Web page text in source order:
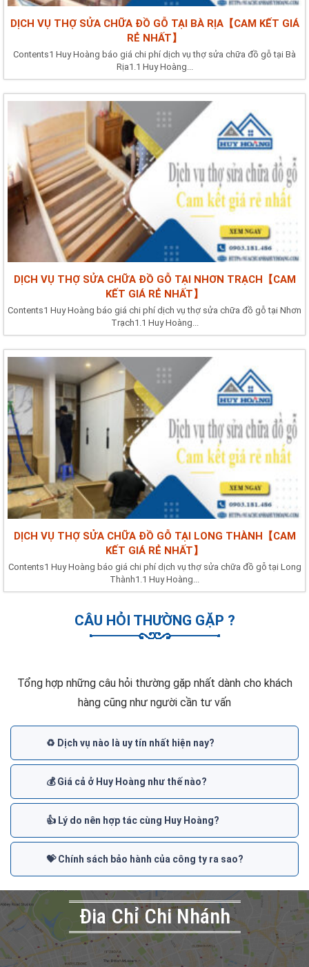
DỊCH VỤ THỢ SỬA CHỮA ĐỒ GỖ TẠI BÀ RỊA【CAM KẾT GIÁ
RẺ NHẤT】
Contents1 Huy Hoàng báo giá chi phí dịch vụ thợ sửa chữa đồ gỗ tại Bà
Rịa1.1 Huy Hoàng...
DỊCH VỤ THỢ SỬA CHỮA ĐỒ GỖ TẠI NHƠN TRẠCH【CAM
KẾT GIÁ RẺ NHẤT】
Contents1 Huy Hoàng báo giá chi phí dịch vụ thợ sửa chữa đồ gỗ tại Nhơn
Trạch1.1 Huy Hoàng...
DỊCH VỤ THỢ SỬA CHỮA ĐỒ GỖ TẠI LONG THÀNH【CAM
KẾT GIÁ RẺ NHẤT】
Contents1 Huy Hoàng báo giá chi phí dịch vụ thợ sửa chữa đồ gỗ tại Long
Thành1.1 Huy Hoàng...
CÂU HỎI THƯỜNG GẶP ?
Tổng hợp những câu hỏi thường gặp nhất dành cho khách
hàng cũng như người cần tư vấn
♻️ Dịch vụ nào là uy tín nhất hiện nay?
💰 Giá cả ở Huy Hoàng như thế nào?
👍 Lý do nên hợp tác cùng Huy Hoàng?
💝 Chính sách bảo hành của công ty ra sao?
Đia Chỉ Chi Nhánh